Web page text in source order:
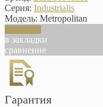
Серия: Industrialis
Модель: Metropolitan
в закладки
сравнение
Гарантия